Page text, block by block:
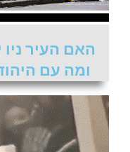
האם העיר ניו
ומה עם